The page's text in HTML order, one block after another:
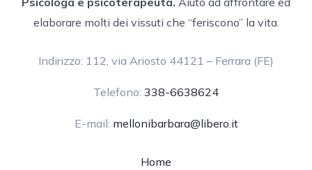
elaborare molti dei vissuti che “feriscono” la vita.
Indirizzo: 112, via Ariosto 44121 – Ferrara (FE)
Telefono: 338-6638624
E-mail: mellonibarbara@libero.it
Home